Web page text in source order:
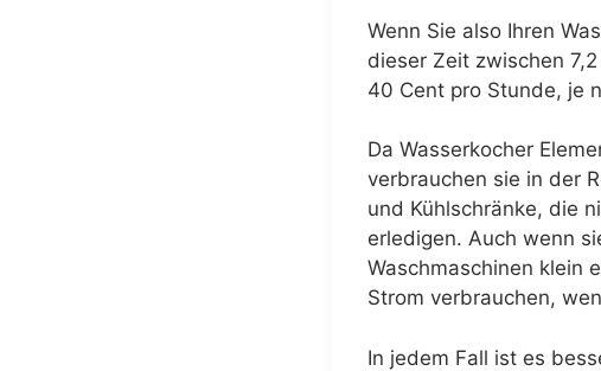
Wenn Sie also Ihren
dieser Zeit zwischen
40 Cent pro Stunde, je
Da Wasserkocher
verbrauchen sie in der
und Kühlschränke, die
erledigen. Auch wenn
Waschmaschinen klein
Strom verbrauchen,
In jedem Fall ist es